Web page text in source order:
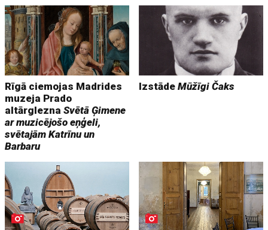
Rīgā ciemojas Madrides
muzeja Prado
altārgleznaSvētā Ģimene
ar muzicējošo eņģeli,
svētajām Katrīnu un
Barbaru
IzstādeMūžīgi Čaks